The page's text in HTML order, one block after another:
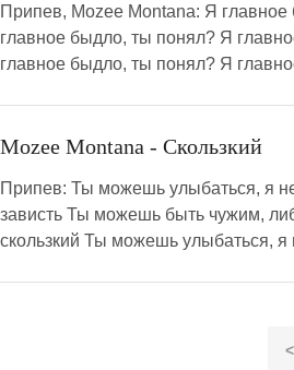
Припев, Mozee Montana: Я
главное быдло, ты понял? Я
главное быдло, ты понял? Я
Mozee Montana - Скользкий
Припев: Ты можешь улыбаться, я
зависть Ты можешь быть чужим,
скользкий Ты можешь улыбаться, я
<